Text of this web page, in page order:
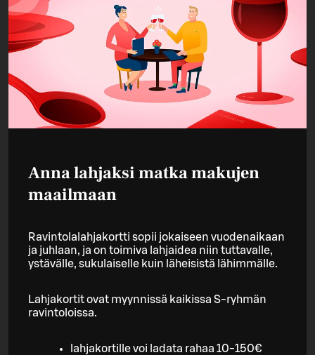
Anna lahjaksi matka makujen
maailmaan
Ravintolalahjakortti sopii jokaiseen vuodenaikaan
ja juhlaan, ja on toimiva lahjaidea niin tuttavalle,
ystävälle, sukulaiselle kuin läheisistä lähimmälle.
Lahjakortit ovat myynnissä kaikissa S-ryhmän
ravintoloissa.
lahjakortille voi ladata rahaa 10-150€